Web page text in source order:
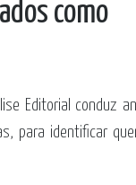
como
Editorial conduz
para identificar